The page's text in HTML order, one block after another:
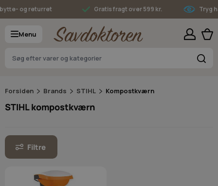
Skip to Content
og returret Gratis fragt over 599 kr. Tryg
Menu
Forsiden Brands STIHL Kompostkværn
STIHL kompostkværn
Filtre